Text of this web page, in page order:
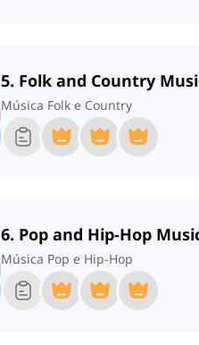
5. Folk and Country
Música Folk e Country
6. Pop and Hip-Hop
Música Pop e Hip-Hop